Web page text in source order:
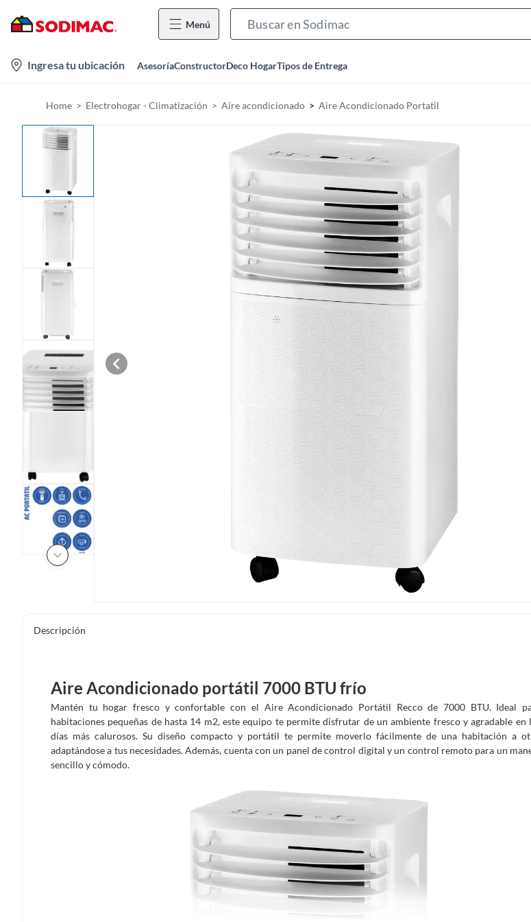
Menú
a
Ingresa tu ubicación AsesoríaConstructorDeco HogarTipos de Entrega
Home Electrohogar - Climatización Aire acondicionado Aire Acondicionado Portatil
Descripción
Aire Acondicionado portátil 7000 BTU frío
Mantén tu hogar fresco y confortable con el Aire Acondicionado Portátil Recco de 7000 BTU. Ideal
habitaciones pequeñas de hasta 14 m2, este equipo te permite disfrutar de un ambiente fresco y agradable en
días más calurosos. Su diseño compacto y portátil te permite moverlo fácilmente de una habitación a
adaptándose a tus necesidades. Además, cuenta con un panel de control digital y un control remoto para un
sencillo y cómodo.